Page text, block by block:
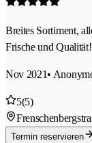
Breites Sortiment,
Frische und
Nov 2021•
5(5)
Termin reservieren